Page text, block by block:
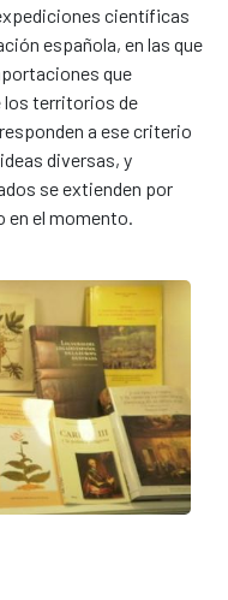
científicas
española, en las que
que
los territorios de
a ese criterio
diversas, y
se extienden por
en el momento.